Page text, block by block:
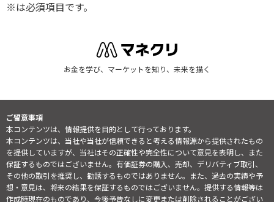
※は必須項目です。
お金を学び、マーケットを知り、未来を描く
ご留意事項
本コンテンツは、情報提供を目的として行っております。
本コンテンツは、当社や当社が信頼できると考える情報源から提供されたもの
を提供していますが、当社はその正確性や完全性について意見を表明し、また
保証するものではございません。有価証券の購入、売却、デリバティブ取引、
その他の取引を推奨し、勧誘するものではありません。また、過去の実績や予
想・意見は、将来の結果を保証するものではございません。提供する情報等は
作成時現在のものであり、今後予告なしに変更または削除されることがござい